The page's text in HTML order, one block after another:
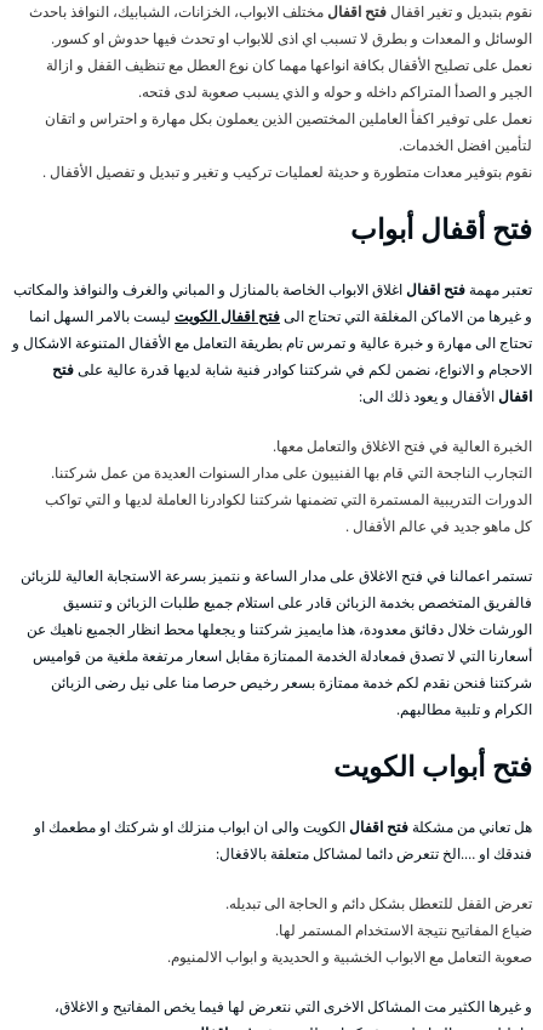
نقوم بتبديل و تغير اقفالفتح اقفالمختلف الابواب، الخزانات، الشبابيك، النوافذ باحدث
الوسائل و المعدات و بطرق لا تسبب اي اذى للابواب او تحدث فيها حدوش او كسور.
نعمل على تصليح الأقفال بكافة انواعها مهما كان نوع العطل مع تنظيف القفل و ازالة
الجير و الصدأ المتراكم داخله و حوله و الذي يسبب صعوبة لدى فتحه.
نعمل على توفير اكفأ العاملين المختصين الذين يعملون بكل مهارة و احتراس و اتقان
لتأمين افضل الخدمات.
نقوم بتوفير معدات متطورة و حديثة لعمليات تركيب و تغير و تبديل و تفصيل الأقفال .
فتح أقفال أبواب
تعتبر مهمةفتح اقفالاغلاق الابواب الخاصة بالمنازل و المباني والغرف والنوافذ والمكاتب
و غيرها من الاماكن المغلقة التي تحتاج الىفتح اقفال الكويت ليست بالامر السهل انما
تحتاج الى مهارة و خبرة عالية و تمرس تام بطريقة التعامل مع الأقفال المتنوعة الاشكال و
الاحجام و الانواع، نضمن لكم في شركتنا كوادر فنية شابة لديها قدرة عالية علىفتح
اقفالالأقفال و يعود ذلك الى:
الخبرة العالية في فتح الاغلاق والتعامل معها.
التجارب الناجحة التي قام بها الفنييون على مدار السنوات العديدة من عمل شركتنا.
الدورات التدريبية المستمرة التي تضمنها شركتنا لكوادرنا العاملة لديها و التي تواكب
كل ماهو جديد في عالم الأقفال .
تستمر اعمالنا في فتح الاغلاق على مدار الساعة و نتميز بسرعة الاستجابة العالية للزبائن
فالفريق المتخصص بخدمة الزبائن قادر على استلام جميع طلبات الزبائن و تنسيق
الورشات خلال دقائق معدودة، هذا مايميز شركتنا و يجعلها محط انظار الجميع ناهيك عن
أسعارنا التي لا تصدق فمعادلة الخدمة الممتازة مقابل اسعار مرتفعة ملغية من قواميس
شركتنا فنحن نقدم لكم خدمة ممتازة بسعر رخيص حرصا منا على نيل رضى الزبائن
الكرام و تلبية مطالبهم.
فتح أبواب الكويت
هل تعاني من مشكلةفتح اقفالالكويت والى ان ابواب منزلك او شركتك او مطعمك او
فندقك او ….الخ تتعرض دائما لمشاكل متعلقة بالاقغال:
تعرض القفل للتعطل بشكل دائم و الحاجة الى تبديله.
ضياع المفاتيح نتيجة الاستخدام المستمر لها.
صعوبة التعامل مع الابواب الخشبية و الحديدية و ابواب الالمنيوم.
و غيرها الكثير مت المشاكل الاخرى التي نتعرض لها فيما يخص المفاتيح و الاغلاق،